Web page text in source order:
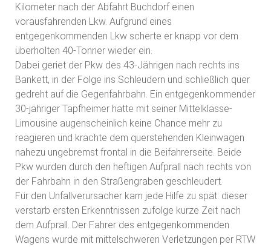
Kilometer nach der Abfahrt Buchdorf einen
vorausfahrenden Lkw. Aufgrund eines
entgegenkommenden Lkw scherte er knapp vor dem
überholten 40-Tonner wieder ein.
Dabei geriet der Pkw des 43-Jährigen nach rechts ins
Bankett, in der Folge ins Schleudern und schließlich quer
gedreht auf die Gegenfahrbahn. Ein entgegenkommender
30-jähriger Tapfheimer hatte mit seiner Mittelklasse-
Limousine augenscheinlich keine Chance mehr zu
reagieren und krachte dem querstehenden Kleinwagen
nahezu ungebremst frontal in die Beifahrerseite. Beide
Pkw wurden durch den heftigen Aufprall nach rechts von
der Fahrbahn in den Straßengraben geschleudert.
Für den Unfallverursacher kam jede Hilfe zu spät: dieser
verstarb ersten Erkenntnissen zufolge kurze Zeit nach
dem Aufprall. Der Fahrer des entgegenkommenden
Wagens wurde mit mittelschweren Verletzungen per RTW